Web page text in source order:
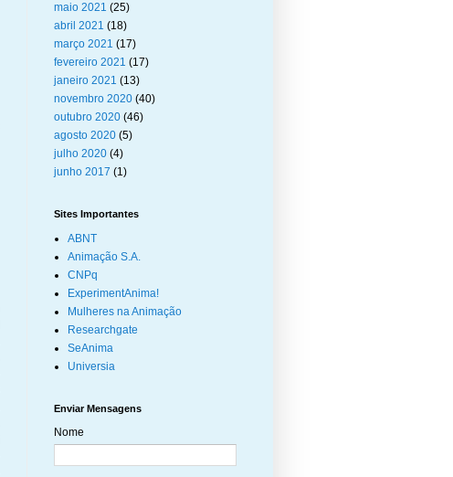
maio 2021 (25)
abril 2021 (18)
março 2021 (17)
fevereiro 2021 (17)
janeiro 2021 (13)
novembro 2020 (40)
outubro 2020 (46)
agosto 2020 (5)
julho 2020 (4)
junho 2017 (1)
Sites Importantes
ABNT
Animação S.A.
CNPq
ExperimentAnima!
Mulheres na Animação
Researchgate
SeAnima
Universia
Enviar Mensagens
Nome